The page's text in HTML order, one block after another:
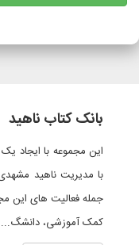
بانک کتاب ناهید
این مجموعه با ایجاد
با مدیریت ناهید
جمله فعالیت های این
کمک آموزشی، دانشگ...